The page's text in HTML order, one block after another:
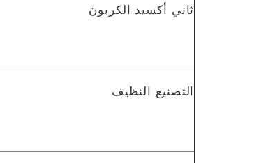
ثاني أكسيد الكربون
التصنيع النظيف